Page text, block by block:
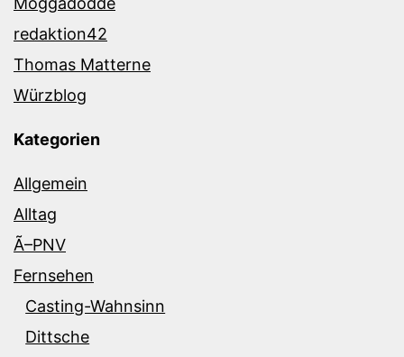
redaktion42
Thomas Matterne
Würzblog
Kategorien
Allgemein
Alltag
Ã–PNV
Fernsehen
Casting-Wahnsinn
Dittsche